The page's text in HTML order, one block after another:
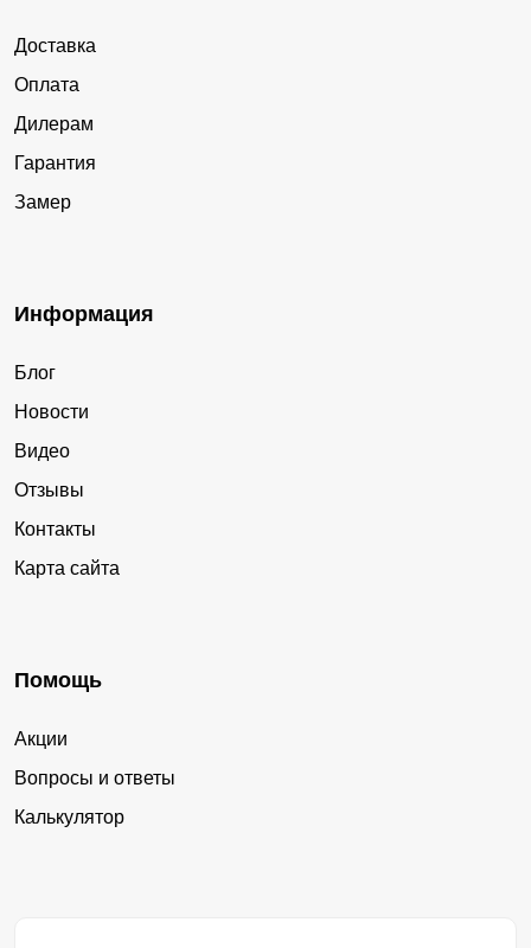
Доставка
Оплата
Дилерам
Гарантия
Замер
Информация
Блог
Новости
Видео
Отзывы
Контакты
Карта сайта
Помощь
Акции
Вопросы и ответы
Калькулятор